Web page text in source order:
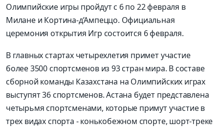
Олимпийские игры пройдут с 6 по 22 февраля в
Милане и Кортина-д’Ампеццо. Официальная
церемония открытия Игр состоится 6 февраля.
В главных стартах четырехлетия примет участие
более 3500 спортсменов из 93 стран мира. В составе
сборной команды Казахстана на Олимпийских играх
выступят 36 спортсменов. Астана будет представлена
четырьмя спортсменами, которые примут участие в
трех видах спорта - конькобежном спорте, шорт-треке